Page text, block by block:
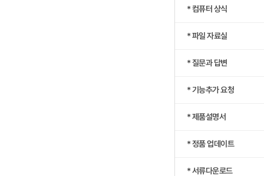
* 컴퓨터 상식
* 파일 자료실
* 질문과 답변
* 기능추가 요청
* 제품설명서
* 정품 업데이트
* 서류다운로드